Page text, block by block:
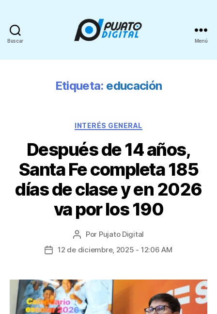
Buscar Menú
Etiqueta: educación
INTERÉS GENERAL
Después de 14 años,
Santa Fe completa 185
días de clase y en 2026
va por los 190
Por Pujato Digital
12 de diciembre, 2025 - 12:06 AM